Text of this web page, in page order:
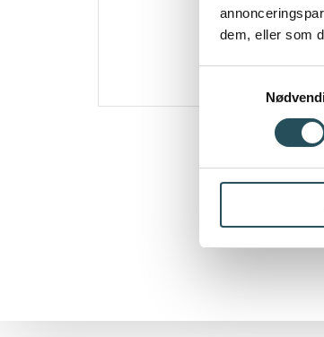
dem, eller som